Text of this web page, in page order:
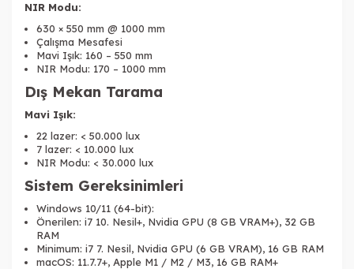
NIR Modu:
630 × 550 mm @ 1000 mm
Çalışma Mesafesi
Mavi Işık: 160 – 550 mm
NIR Modu: 170 – 1000 mm
Dış Mekan Tarama
Mavi Işık:
22 lazer: < 50.000 lux
7 lazer: < 10.000 lux
NIR Modu: < 30.000 lux
Sistem Gereksinimleri
Windows 10/11 (64-bit):
Önerilen: i7 10. Nesil+, Nvidia GPU (8 GB VRAM+), 32 GB
RAM
Minimum: i7 7. Nesil, Nvidia GPU (6 GB VRAM), 16 GB RAM
macOS: 11.7.7+, Apple M1 / M2 / M3, 16 GB RAM+